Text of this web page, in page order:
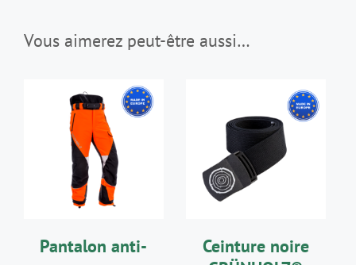
Vous aimerez peut-être aussi…
CHOIX DES
OPTIONSCE
PRODUIT
A
PLUSIEURS
VARIATIONS.
OPTIONS
DÉTAILS
Pantalon anti-
CHOIX DES
OPTIONS
CE
PRODUIT
OPTIONS
PEUVENT
/
DÉTAILS
Ceinture noire